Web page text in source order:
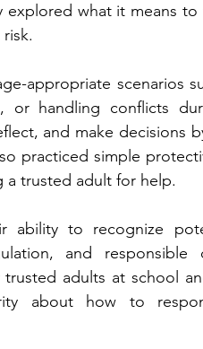
explored what it means
appropriate scenarios
or handling conflicts
and make decisions
practiced simple
a trusted adult for help.
ability to recognize
and responsible
adults at school
about how to